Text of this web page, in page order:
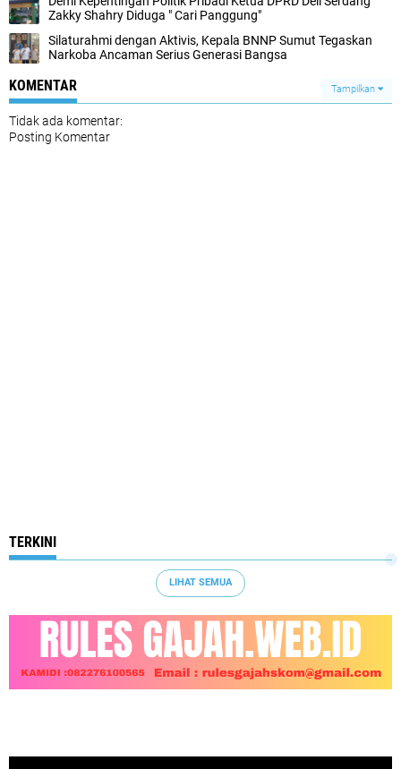
Zakky Shahry Diduga " Cari Panggung"
Silaturahmi dengan Aktivis, Kepala BNNP Sumut Tegaskan
Narkoba Ancaman Serius Generasi Bangsa
KOMENTAR Tampilkan
Tidak ada komentar:
Posting Komentar
TERKINI
LIHAT SEMUA